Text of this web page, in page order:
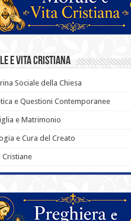
e Vita Cristiana
Sociale della Chiesa
e Questioni Contemporanee
e Matrimonio
e Cura del Creato
Cristiane